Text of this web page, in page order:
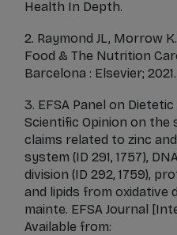
Health In Depth.
2. Raymond JL, Morrow
Food & The Nutrition
Barcelona : Elsevier; 2021.
3. EFSA Panel on
Scientific Opinion on
claims related to zinc
system (ID 291, 1757),
division (ID 292, 1759),
and lipids from oxidative
mainte. EFSA Journal
Available from: